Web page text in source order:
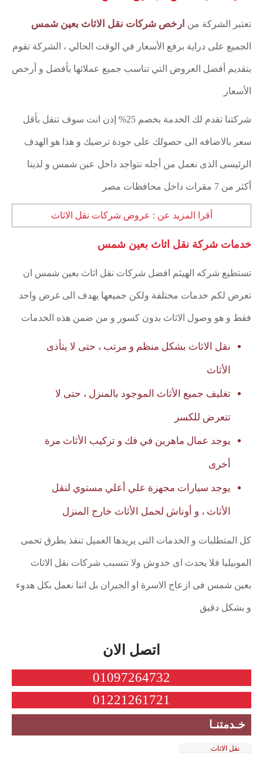
تعتبر الشركة من ارخص شركات نقل الاثاث بعين شمس
الجميع على دراية برفع الأسعار في الوقت الحالي ، الشركة تقوم
بتقديم أفضل العروض التي تناسب جميع عملائها بأفضل و أرخص
الأسعار
شركتنا تقدم لك الخدمة بخصم 25% إذن انت سوف تنقل بأقل
سعر بالاضافه الى حصولك على جودة ترضيك و هذا هو الهدف
الرئيسى الذى نعمل من أجله نتواجد داخل عين شمس و لدينا
أكثر من 7 مقرات داخل محافظات مصر
أقرا المزيد عن : عروض شركات نقل الاثاث
خدمات شركة نقل اثاث بعين شمس
تستطيع شركه الهيثم افضل شركات نقل اثاث بعين شمس ان
تعرض لكم خدمات مختلفة ولكن جميعها يهدف الى غرض واحد
فقط و هو وصول الاثاث بدون كسور و من ضمن هذه الخدمات
نقل الاثاث بشكل منظم و مرتب ، حتى لا يتأذى
الأثاث
تغليف جميع الأثاث الموجود بالمنزل ، حتى لا
تتعرض للكسر
يوجد عمال ماهرين في فك و تركيب الأثاث مرة
أخرى
يوجد سيارات مجهزة علي أعلي مستوي لنقل
الأثاث ، و أوناش لحمل الأثاث خارج المنزل
كل المتطلبات و الخدمات التى يريدها العميل تنفذ بطرق تحمى
الموبيليا فلا يحدث اى خدوش ولا تتسبب شركات نقل الاثاث
بعين شمس فى ازعاج الاسرة او الجيران بل اننا نعمل بكل هدوء
و بشكل دقيق
اتصل الان
01097264732
01221261721
خـدمتنـا
نقل الاثاث